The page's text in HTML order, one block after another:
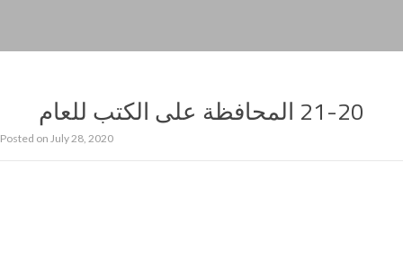
21-20 المحافظة على الكتب للعام
Posted on July 28, 2020